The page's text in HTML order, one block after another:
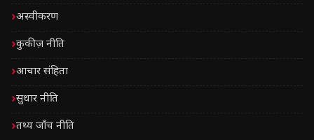
अस्वीकरण
कुकीज़ नीति
आचार संहिता
सुधार नीति
तथ्य जाँच नीति